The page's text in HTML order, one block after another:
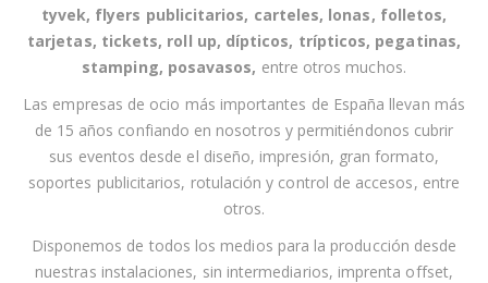
n
n
tyvek, flyers publicitarios, carteles, lonas, folletos,
tarjetas, tickets, roll up, dípticos, trípticos, pegatinas,
stamping, posavasos, entre otros muchos.
Las empresas de ocio más importantes de España llevan más
de 15 años confiando en nosotros y permitiéndonos cubrir
sus eventos desde el diseño, impresión, gran formato,
soportes publicitarios, rotulación y control de accesos, entre
otros.
Disponemos de todos los medios para la producción desde
nuestras instalaciones, sin intermediarios, imprenta offset,